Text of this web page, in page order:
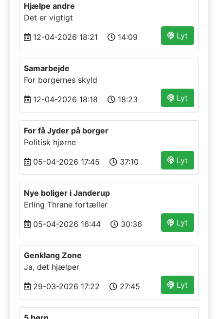
Hjælpe andre
Det er vigtigt
Lyt
12-04-2026 18:21 14:09
Samarbejde
For borgernes skyld
Lyt
12-04-2026 18:18 18:23
For få Jyder på borger
Politisk hjørne
Lyt
05-04-2026 17:45 37:10
Nye boliger i Janderup
Erling Thrane fortæller
Lyt
05-04-2026 16:44 30:36
Genklang Zone
Ja, det hjælper
Lyt
29-03-2026 17:22 27:45